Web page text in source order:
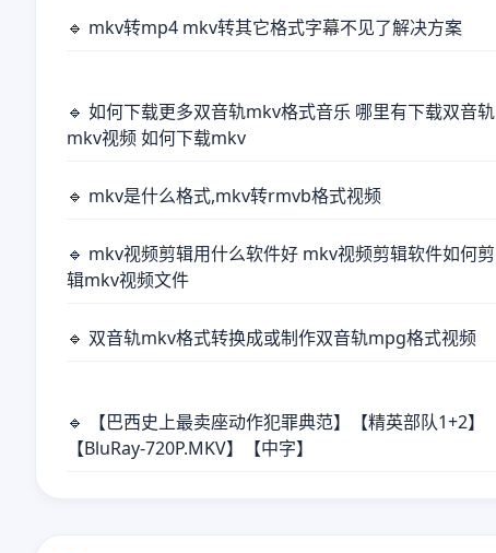
🔹 mkv转mp4 mkv转其它格式字幕不见了解决方案
🔹 如何下载更多双音轨mkv格式音乐 哪里有下载双音轨
mkv视频 如何下载mkv
🔹 mkv是什么格式,mkv转rmvb格式视频
🔹 mkv视频剪辑用什么软件好 mkv视频剪辑软件如何剪
辑mkv视频文件
🔹 双音轨mkv格式转换成或制作双音轨mpg格式视频
🔹 【巴西史上最卖座动作犯罪典范】【精英部队1+2】
【BluRay-720P.MKV】【中字】